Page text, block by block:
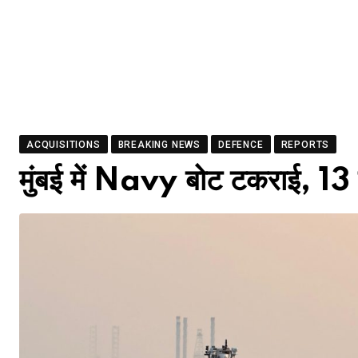
ACQUISITIONS BREAKING NEWS DEFENCE REPORTS
मुंबई में Navy बोट टकराई, 13